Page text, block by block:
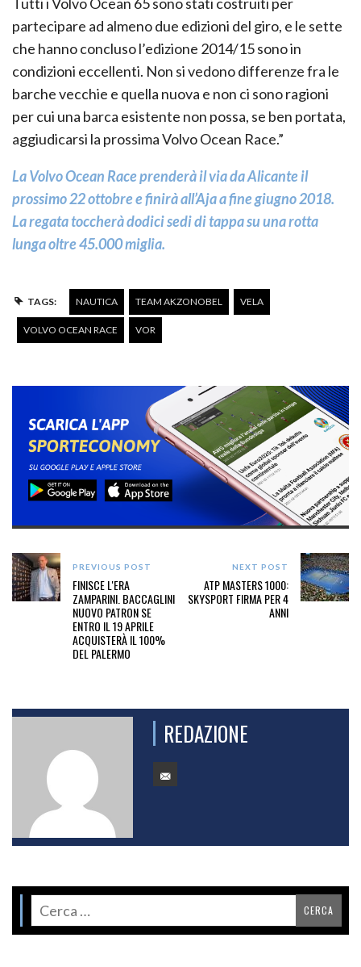
Tutti i Volvo Ocean 65 sono stati costruiti per
partecipare ad almeno due edizioni del giro, e le sette
che hanno concluso l’edizione 2014/15 sono in
condizioni eccellenti. Non si vedono differenze fra le
barche vecchie e quella nuova e non ci sono ragioni
per cui una barca esistente non possa, se ben portata,
aggiudicarsi la prossima Volvo Ocean Race.”
La Volvo Ocean Race prenderà il via da Alicante il
prossimo 22 ottobre e finirà all’Aja a fine giugno 2018.
La regata toccherà dodici sedi di tappa su una rotta
lunga oltre 45.000 miglia.
TAGS: NAUTICA TEAM AKZONOBEL VELA
VOLVO OCEAN RACE VOR
PREVIOUS POST
FINISCE L'ERA
ZAMPARINI. BACCAGLINI
NUOVO PATRON SE
ENTRO IL 19 APRILE
ACQUISTERÀ IL 100%
DEL PALERMO
NEXT POST
ATP MASTERS 1000:
SKYSPORT FIRMA PER 4
ANNI
REDAZIONE